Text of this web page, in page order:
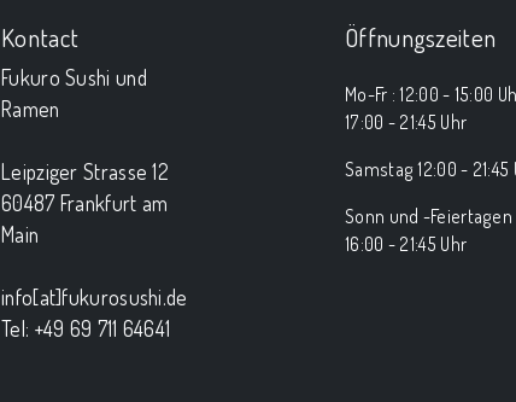
Kontact
Fukuro Sushi und
Ramen
Leipziger Strasse 12
60487 Frankfurt am
Main
info[at]fukurosushi.de
Tel: +49 69 711 64641
Öffnungszeiten
Mo-Fr : 12:00 - 15:00
17:00 - 21:45 Uhr
Samstag 12:00 - 21:45
Sonn und -Feiertagen
16:00 - 21:45 Uhr